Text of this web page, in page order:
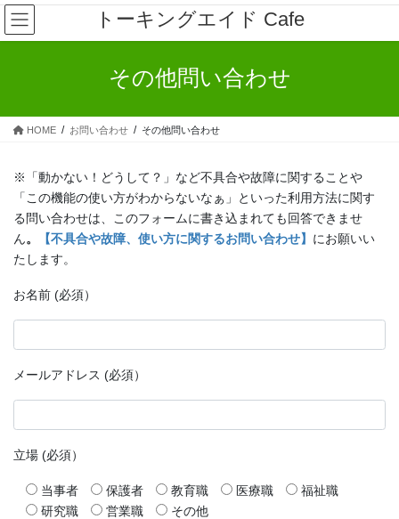
コ
ン
テ
ス
ナ
ビ
ゲ
ン
トーキングエイド Cafe
その他問い合わせ
HOME お問い合わせ その他問い合わせ
※「動かない！どうして？」など不具合や故障に関することや
「この機能の使い方がわからないなぁ」といった利用方法に関す
る問い合わせは、このフォームに書き込まれても回答できませ
ん。 【不具合や故障、使い方に関するお問い合わせ】 にお願いい
たします。
お名前 (必須）
メールアドレス (必須）
立場 (必須）
当事者 保護者 教育職 医療職
福祉職
研究職
営業職 その他